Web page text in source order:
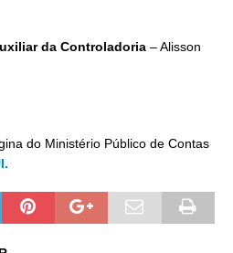
da Controladoria – Alisson
do Ministério Público de Contas